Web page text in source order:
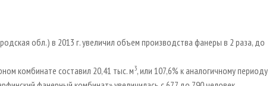
обл.) в 2013 г. увеличил объем производства фанеры в 2 раза, до
комбинате составил 20,41 тыс. м3, или 107,6% к аналогичному периоду